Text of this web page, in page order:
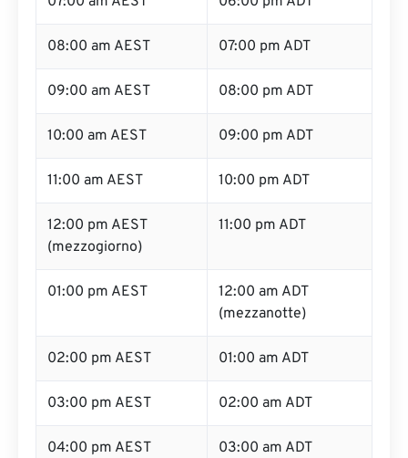
08:00 am AEST 07:00 pm ADT
09:00 am AEST 08:00 pm ADT
10:00 am AEST 09:00 pm ADT
11:00 am AEST 10:00 pm ADT
12:00 pm AEST
(mezzogiorno)
11:00 pm ADT
01:00 pm AEST
12:00 am ADT
(mezzanotte)
02:00 pm AEST 01:00 am ADT
03:00 pm AEST 02:00 am ADT
04:00 pm AEST 03:00 am ADT